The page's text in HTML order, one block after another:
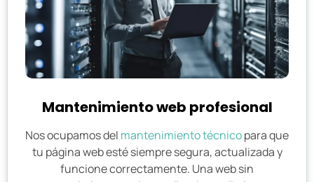
Mantenimiento web profesional
Nos ocupamos del mantenimiento técnicopara que
tu página web esté siempre segura, actualizada y
funcione correctamente. Una web sin